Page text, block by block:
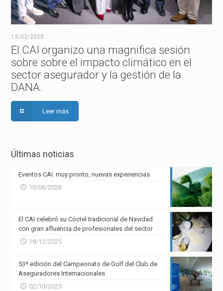
13/03/2025
El CAI organizo una magnifica sesión
sobre sobre el impacto climático en el
sector asegurador y la gestión de la
DANA.
Leer más
Últimas noticias
Eventos CAI: muy pronto, nuevas experiencias
10/06/2026
El CAI celebró su Cóctel tradicional de Navidad
con gran afluencia de profesionales del sector
18/12/2025
53ª edición del Campeonato de Golf del Club de
Aseguradores Internacionales
02/10/2025